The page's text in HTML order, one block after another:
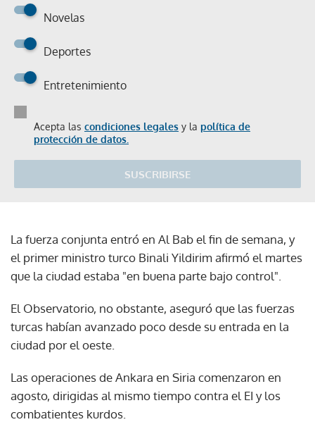
Novelas
Deportes
Entretenimiento
Acepta las condiciones legales y la política de
protección de datos.
SUSCRIBIRSE
La fuerza conjunta entró en Al Bab el fin de semana, y
el primer ministro turco Binali Yildirim afirmó el martes
que la ciudad estaba "en buena parte bajo control".
El Observatorio, no obstante, aseguró que las fuerzas
turcas habían avanzado poco desde su entrada en la
ciudad por el oeste.
Las operaciones de Ankara en Siria comenzaron en
agosto, dirigidas al mismo tiempo contra el EI y los
combatientes kurdos.